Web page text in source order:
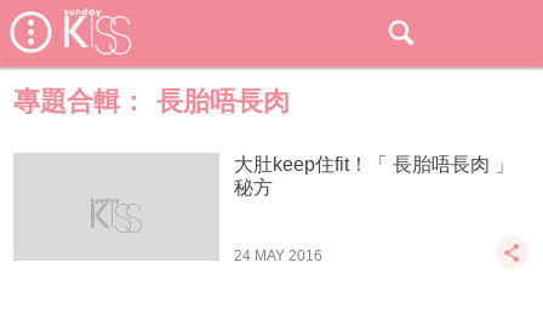
專題合輯： 長胎唔長肉
大肚keep住fit！「 長胎唔長肉 」
秘方
24 MAY 2016